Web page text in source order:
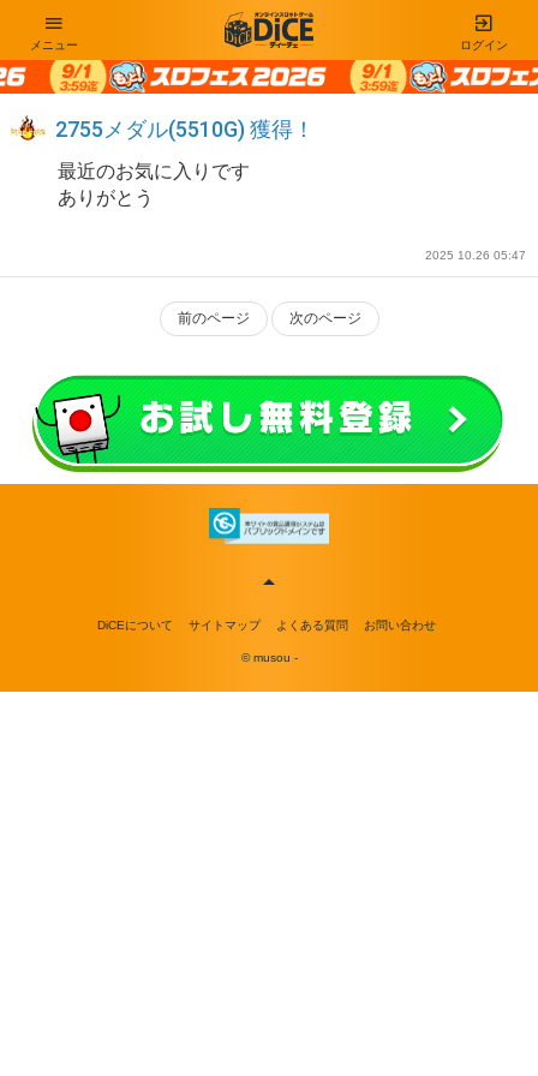
ログイン
メニュー
2755メダル(5510G) 獲得！
最近のお気に入りです
ありがとう
2025 10.26 05:47
前のページ 次のページ
DiCEについて サイトマップ よくある質問 お問い合わせ
© musou -